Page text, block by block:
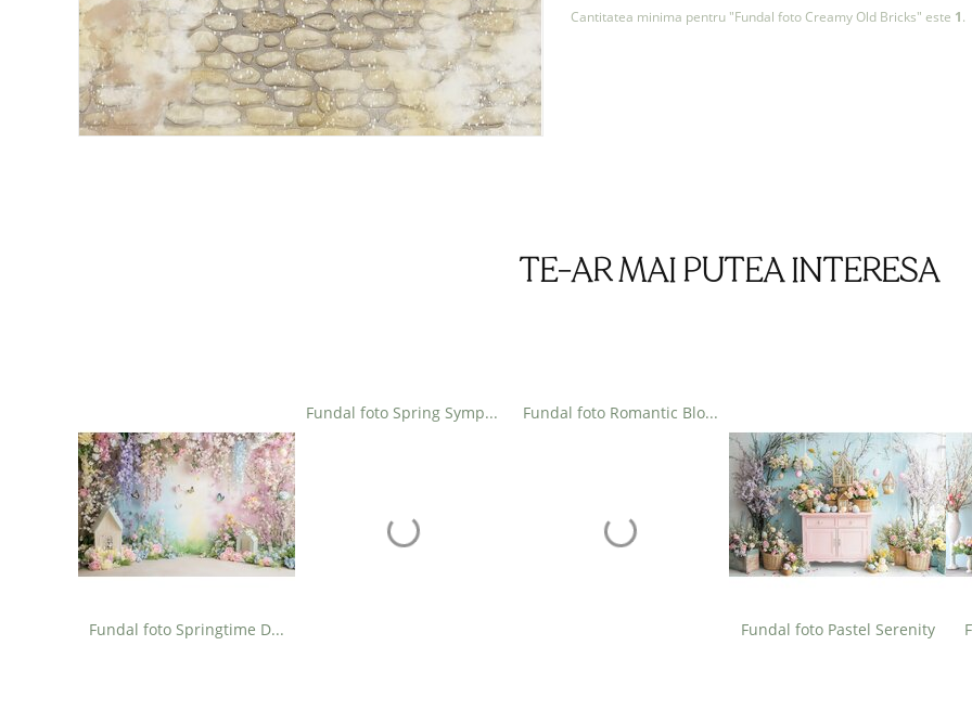
Cantitatea minima pentru "Fundal foto Creamy Old Bricks" este 1.
TE-AR MAI PUTEA INTERESA
Fundal foto Springtime Dreams
Fundal foto Spring Symphony Fundal foto Romantic Blossom
Fundal foto Pastel Serenity